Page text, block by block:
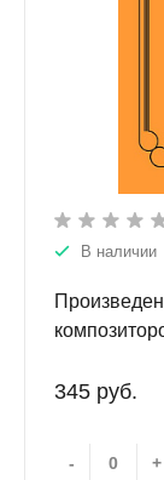
В наличии
345 руб.
- +